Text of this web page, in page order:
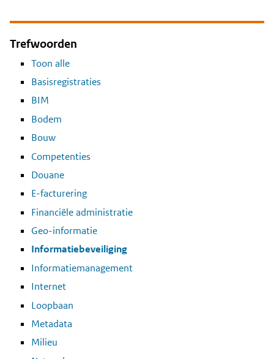
Trefwoorden
Toon alle
Basisregistraties
BIM
Bodem
Bouw
Competenties
Douane
E-facturering
Financiële administratie
Geo-informatie
Informatiebeveiliging
Informatiemanagement
Internet
Loopbaan
Metadata
Milieu